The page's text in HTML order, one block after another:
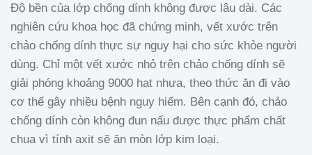
Độ bền của lớp chống dính không được lâu dài. Các
nghiên cứu khoa học đã chứng minh, vết xước trên
chảo chống dính thực sự nguy hại cho sức khỏe người
dùng. Chỉ một vết xước nhỏ trên chảo chống dính sẽ
giải phóng khoảng 9000 hạt nhựa, theo thức ăn đi vào
cơ thể gây nhiều bệnh nguy hiểm. Bên cạnh đó, chảo
chống dính còn không đun nấu được thực phẩm chất
chua vì tính axit sẽ ăn mòn lớp kim loại.